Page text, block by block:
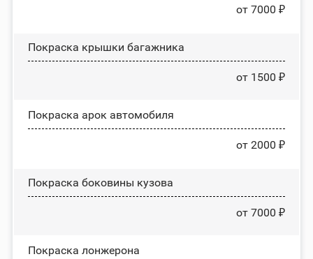
от 7000 ₽
Покраска крышки багажника
от 1500 ₽
Покраска арок автомобиля
от 2000 ₽
Покраска боковины кузова
от 7000 ₽
Покраска лонжерона